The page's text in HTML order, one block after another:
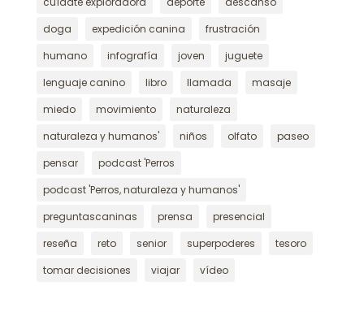
doga
expedición canina
frustración
humano
infografía joven
juguete
lenguaje canino
libro llamada
masaje
miedo
movimiento
naturaleza
naturaleza y humanos'
niños olfato
paseo
pensar
podcast 'Perros
podcast 'Perros, naturaleza y humanos'
preguntascaninas
prensa
presencial
reseña
reto senior superpoderes
tesoro
tomar decisiones
viajar vídeo